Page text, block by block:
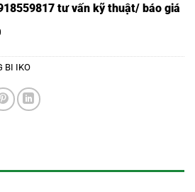
tư vấn kỹ thuật/ báo giá
BI IKO